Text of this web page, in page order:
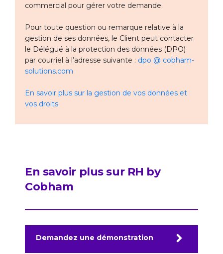
commercial pour gérer votre demande.
Pour toute question ou remarque relative à la
gestion de ses données, le Client peut contacter
le Délégué à la protection des données (DPO)
par courriel à l’adresse suivante : dpo @ cobham-
solutions.com
En savoir plus sur la gestion de vos données et
vos droits
En savoir plus sur RH by
Cobham
Demandez une démonstration